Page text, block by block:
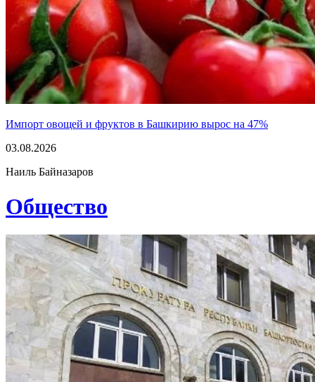
Импорт овощей и фруктов в Башкирию вырос на 47%
03.08.2026
Наиль Байназаров
Общество